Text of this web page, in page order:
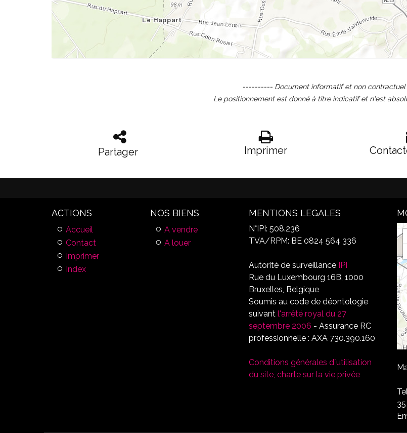
---------- Document informatif et non
Le positionnement est donné à titre indicatif et n'est
Partager Imprimer
ACTIONS
Accueil
Contact
Imprimer
Index
NOS BIENS
A vendre
A louer
MENTIONS LEGALES
N°IPI: 508.236
TVA/RPM: BE 0824 564 336
Autorité de surveillance IPI
Rue du Luxembourg 16B, 1000
Bruxelles, Belgique
Soumis au code de déontologie
suivant l'arrêté royal du 27
septembre 2006 - Assurance RC
professionnelle : AXA 730.390.160
Conditions générales d´utilisation
du site, charte sur la vie privée
35